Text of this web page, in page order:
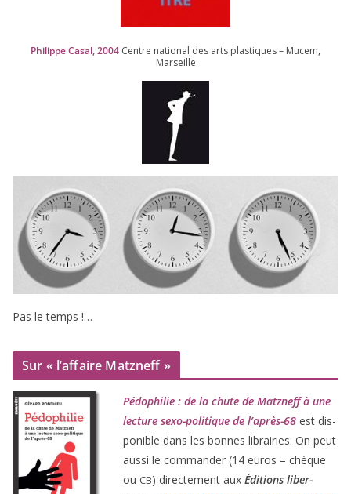
Philippe Casal,2004 Centre natio­nal des arts plas­tiques – Mucem,
Marseille
Pas le temps !…
Sur « l’affaire Matzneff »
Pédophilie : de la chute de Matzneff à une
lec­ture sexo-poli­tique de l’après-68 est dis­
po­nible dans les bonnes librai­ries. On peut
aus­si le com­man­der (14 euros – chèque
ou CB) direc­te­ment aux Éditions liber­